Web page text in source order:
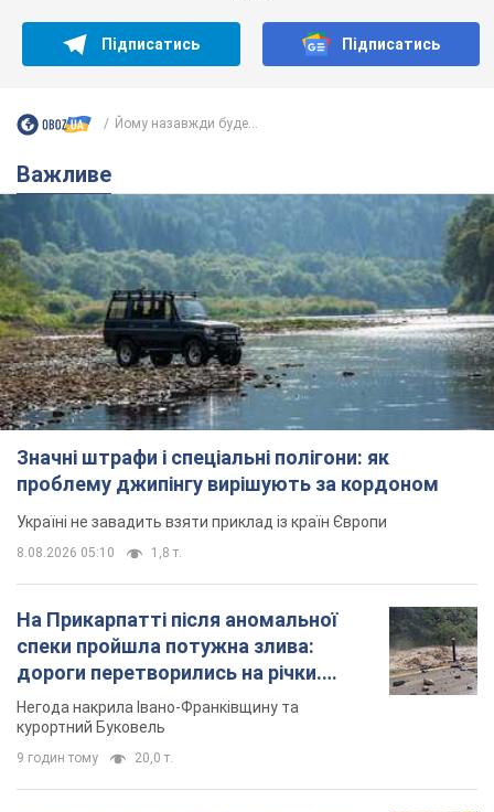
Підписатись Підписатись
Йому назавжди буде...
Важливе
Значні штрафи і спеціальні полігони: як
проблему джипінгу вирішують за кордоном
Україні не завадить взяти приклад із країн Європи
8.08.2026 05:10 1,8 т.
На Прикарпатті після аномальної
спеки пройшла потужна злива:
дороги перетворились на річки.
Відео
Негода накрила Івано-Франківщину та
курортний Буковель
9 годин тому 20,0 т.